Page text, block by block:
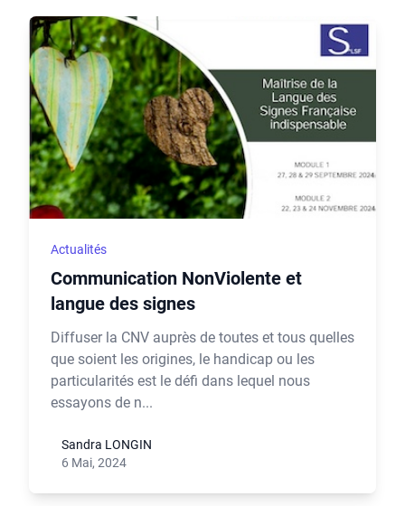
Actualités
Communication NonViolente et
langue des signes
Diffuser la CNV auprès de toutes et tous quelles
que soient les origines, le handicap ou les
particularités est le défi dans lequel nous
essayons de n...
Sandra LONGIN
6 Mai, 2024